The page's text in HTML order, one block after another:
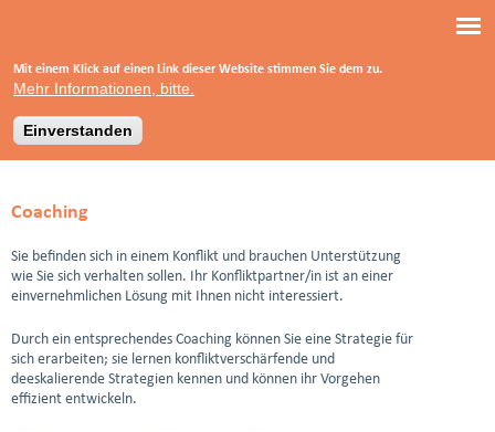
Um die Nutzung dieser Website so angenehm wie möglich zu
Mit einem Klick auf einen Link dieser Website stimmen Sie dem zu.
Mehr Informationen, bitte.
Einverstanden
Inhalt
Dipl.-Pädagoge
Ralf Krüger
Coaching
Sie befinden sich in einem Konflikt und brauchen Unterstützung
wie Sie sich verhalten sollen. Ihr Konfliktpartner/in ist an einer
einvernehmlichen Lösung mit Ihnen nicht interessiert.
Durch ein entsprechendes Coaching können Sie eine Strategie für
sich erarbeiten; sie lernen konfliktverschärfende und
deeskalierende Strategien kennen und können ihr Vorgehen
effizient entwickeln.